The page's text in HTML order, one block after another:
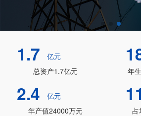
1.7
亿元
总资产1.7亿元
年
2.4
亿元
年产值24000万元
占